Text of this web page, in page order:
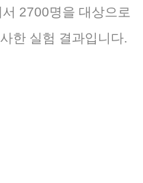
2700명을 대상으로
한 실험 결과입니다.